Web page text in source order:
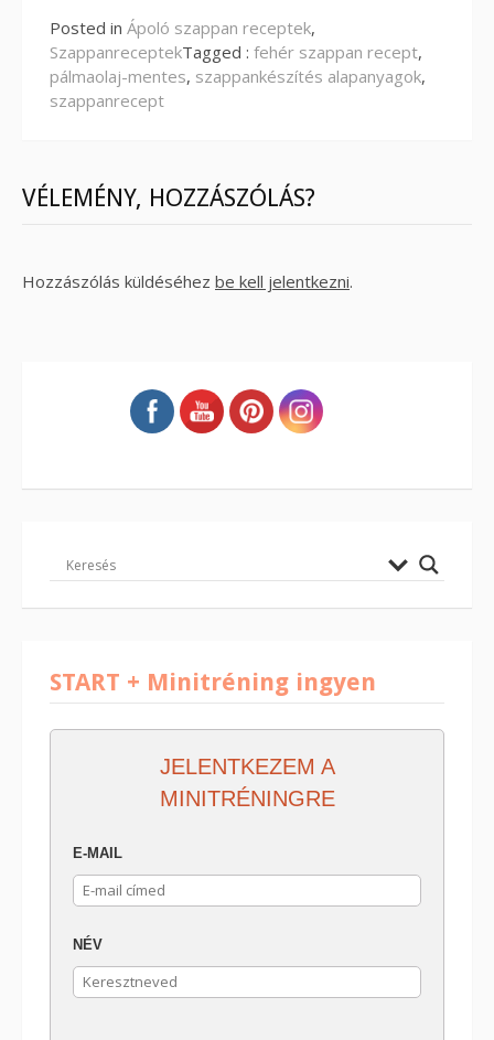
Posted in Ápoló szappan receptek,
SzappanreceptekTagged : fehér szappan recept,
pálmaolaj-mentes, szappankészítés alapanyagok,
szappanrecept
VÉLEMÉNY, HOZZÁSZÓLÁS?
Hozzászólás küldéséhez be kell jelentkezni.
START + Minitréning ingyen
JELENTKEZEM A
MINITRÉNINGRE
E-MAIL
NÉV